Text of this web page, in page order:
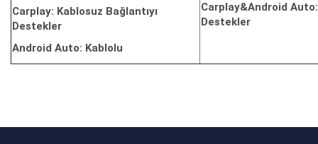
Carplay: Kablosuz Bağlantıyı
Destekler
Android Auto: Kablolu
Carplay&Android
Destekler